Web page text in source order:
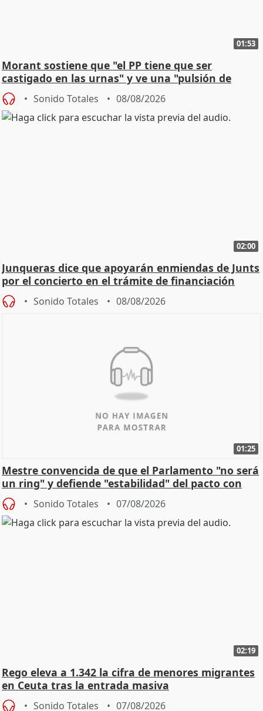
01:53
Morant sostiene que "el PP tiene que ser
castigado en las urnas" y ve una "pulsión de
cambio"
Sonido Totales 08/08/2026
02:00
Junqueras dice que apoyarán enmiendas de Junts
por el concierto en el trámite de financiación
Sonido Totales 08/08/2026
01:25
Mestre convencida de que el Parlamento "no será
un ring" y defiende "estabilidad" del pacto con
Vox
Sonido Totales 07/08/2026
02:19
Rego eleva a 1.342 la cifra de menores migrantes
en Ceuta tras la entrada masiva
Sonido Totales 07/08/2026